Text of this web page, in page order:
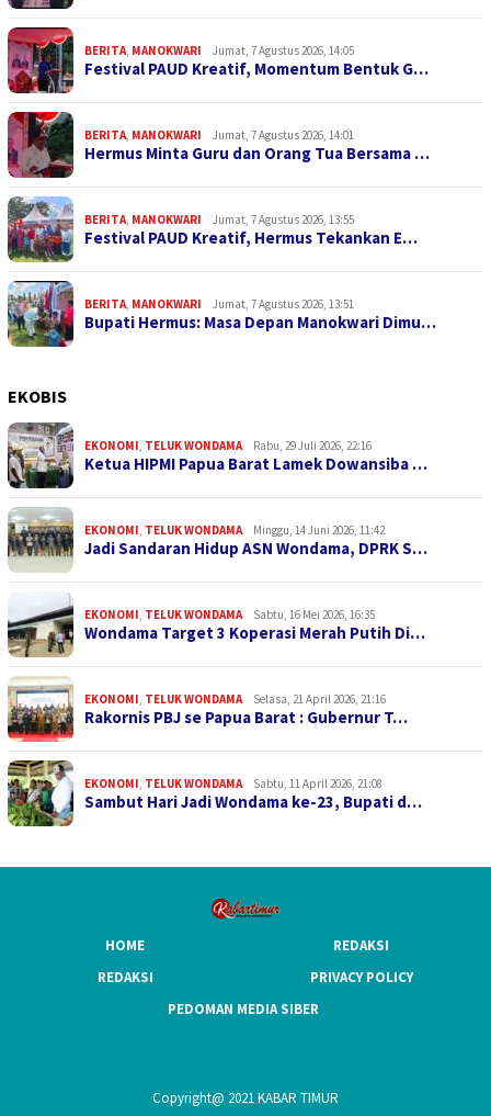
BERITA MANOKWARI Jumat, 7 Agustus 2026, 14:05
Festival PAUD Kreatif, Momentum Bentuk G…
BERITA MANOKWARI Jumat, 7 Agustus 2026, 14:01
Hermus Minta Guru dan Orang Tua Bersama …
BERITA MANOKWARI Jumat, 7 Agustus 2026, 13:55
Festival PAUD Kreatif, Hermus Tekankan E…
BERITA MANOKWARI Jumat, 7 Agustus 2026, 13:51
Bupati Hermus: Masa Depan Manokwari Dimu…
EKOBIS
EKONOMI TELUK WONDAMA Rabu, 29 Juli 2026, 22:16
Ketua HIPMI Papua Barat Lamek Dowansiba …
EKONOMI TELUK WONDAMA Minggu, 14 Juni 2026, 11:42
Jadi Sandaran Hidup ASN Wondama, DPRK S…
EKONOMI TELUK WONDAMA Sabtu, 16 Mei 2026, 16:35
Wondama Target 3 Koperasi Merah Putih Di…
EKONOMI TELUK WONDAMA Selasa, 21 April 2026, 21:16
Rakornis PBJ se Papua Barat : Gubernur T…
EKONOMI TELUK WONDAMA Sabtu, 11 April 2026, 21:08
Sambut Hari Jadi Wondama ke-23, Bupati d…
HOME
REDAKSI
REDAKSI
PRIVACY POLICY
PEDOMAN MEDIA SIBER
Copyright@ 2021 KABAR TIMUR